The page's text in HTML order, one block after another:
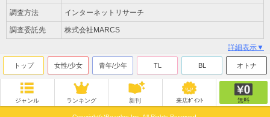
調査方法 インターネットリサーチ
調査委託先 株式会社MARCS
詳細表示▼
トップ 女性/少女 青年/少年 TL BL オトナ
ジャンル ランキング 新刊 来店ﾎﾟｲﾝﾄ 無料